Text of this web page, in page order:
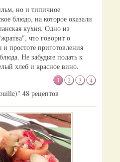
но и типичное
блюдо, на которое оказали
кухня. Одно из
что говорит о
и простоте приготовления
Не забудьте подать к
хлеб и красное вино.
1 2 3 4
48 рецептов